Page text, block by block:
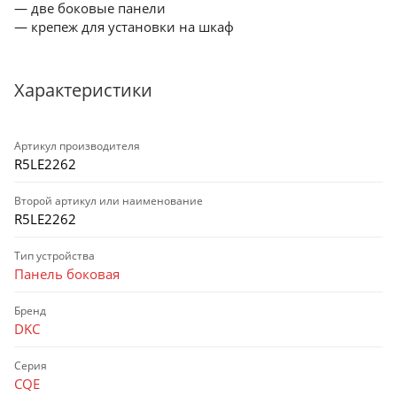
— две боковые панели
— крепеж для установки на шкаф
Характеристики
Артикул производителя
R5LE2262
Второй артикул или наименование
R5LE2262
Тип устройства
Панель боковая
Бренд
DKC
Серия
CQE